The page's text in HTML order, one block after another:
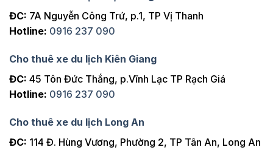
ĐC: 7A Nguyễn Công Trứ, p.1, TP Vị Thanh
Hotline: 0916 237 090
Cho thuê xe du lịch Kiên Giang
ĐC: 45 Tôn Đức Thắng, p.Vĩnh Lạc TP Rạch Giá
Hotline: 0916 237 090
Cho thuê xe du lịch Long An
ĐC: 114 Đ. Hùng Vương, Phường 2, TP Tân An, Long An